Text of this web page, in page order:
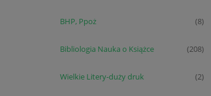
BHP, Ppoż (8)
Bibliologia Nauka o Książce (208)
Wielkie Litery-duży druk (2)